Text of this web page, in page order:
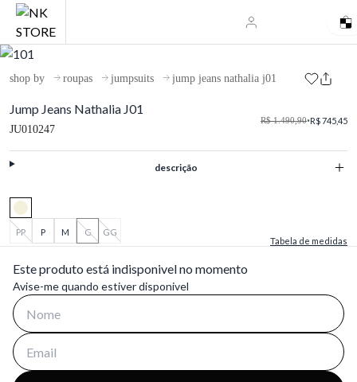
shop by roupas jumpsuits jump jeans nathalia j01
Jump Jeans Nathalia J01
JU010247
R$ 1.490,90•R$ 745,45
descrição
PP P M G
GG
Tabela de medidas
Este produto está indisponivel no momento
Avise-me quando estiver disponivel